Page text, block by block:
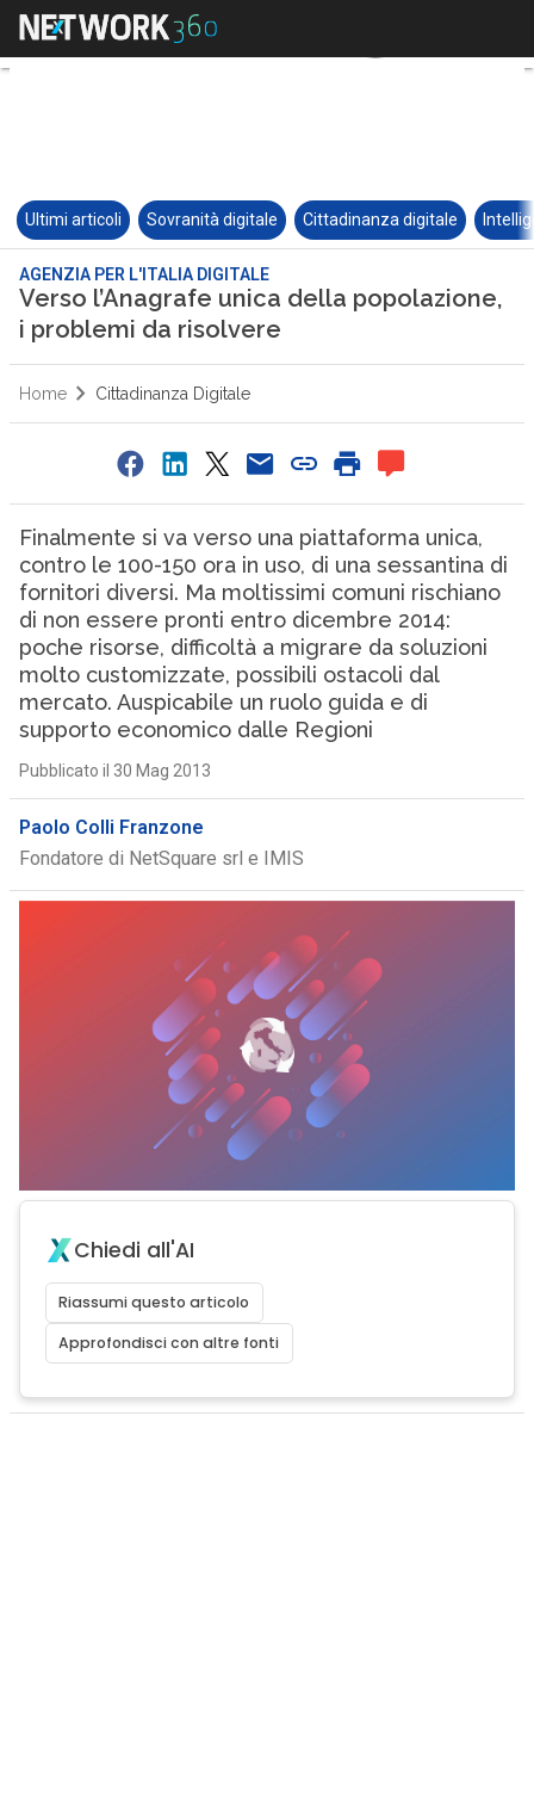
Ultimi articoli Sovranità digitale Cittadinanza digitale
AGENZIA PER L'ITALIA DIGITALE
Verso l’Anagrafe unica della popolazione,
i problemi da risolvere
Home Cittadinanza Digitale
Finalmente si va verso una piattaforma unica,
contro le 100-150 ora in uso, di una sessantina di
fornitori diversi. Ma moltissimi comuni rischiano
di non essere pronti entro dicembre 2014:
poche risorse, difficoltà a migrare da soluzioni
molto customizzate, possibili ostacoli dal
mercato. Auspicabile un ruolo guida e di
supporto economico dalle Regioni
Pubblicato il 30 Mag 2013
Paolo Colli Franzone
Fondatore di NetSquare srl e IMIS
Chiedi all'AI
Riassumi questo articolo
Approfondisci con altre fonti